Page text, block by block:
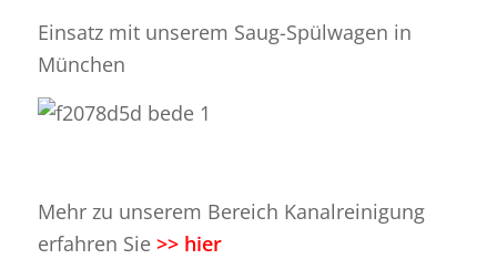
Einsatz mit unserem Saug-Spülwagen in
München
Mehr zu unserem Bereich Kanalreinigung
erfahren Sie >> hier